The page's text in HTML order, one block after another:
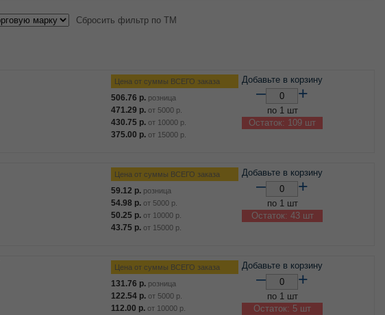
Сбросить фильтр по ТМ
Цена от суммы ВСЕГО заказа
506.76 р. розница
471.29 р. от 5000 р.
430.75 р. от 10000 р.
375.00 р. от 15000 р.
Добавьте в корзину
– +
по 1 шт
Остаток: 109 шт
Цена от суммы ВСЕГО заказа
59.12 р. розница
54.98 р. от 5000 р.
50.25 р. от 10000 р.
43.75 р. от 15000 р.
Добавьте в корзину
– +
по 1 шт
Остаток: 43 шт
Цена от суммы ВСЕГО заказа
131.76 р. розница
122.54 р. от 5000 р.
112.00 р. от 10000 р.
Добавьте в корзину
– +
по 1 шт
Остаток: 5 шт